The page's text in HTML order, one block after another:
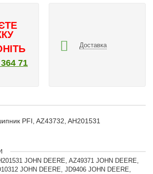
71
Доставка
PFI, AZ43732, AH201531
JOHN DEERE, AZ49371 JOHN DEERE,
JOHN DEERE, JD9406 JOHN DEERE,